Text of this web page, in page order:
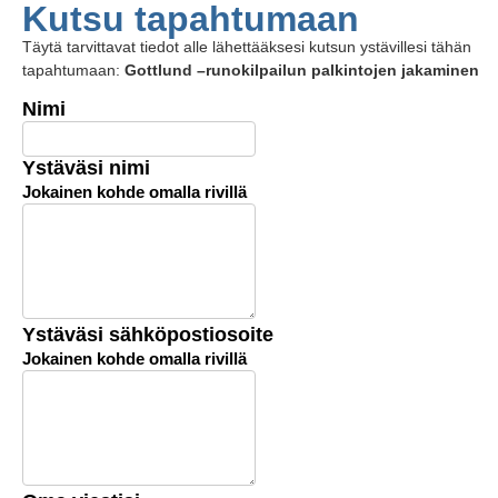
Kutsu tapahtumaan
Täytä tarvittavat tiedot alle lähettääksesi kutsun ystävillesi tähän
tapahtumaan: Gottlund –runokilpailun palkintojen jakaminen
Nimi
Ystäväsi nimi
Jokainen kohde omalla rivillä
Ystäväsi sähköpostiosoite
Jokainen kohde omalla rivillä